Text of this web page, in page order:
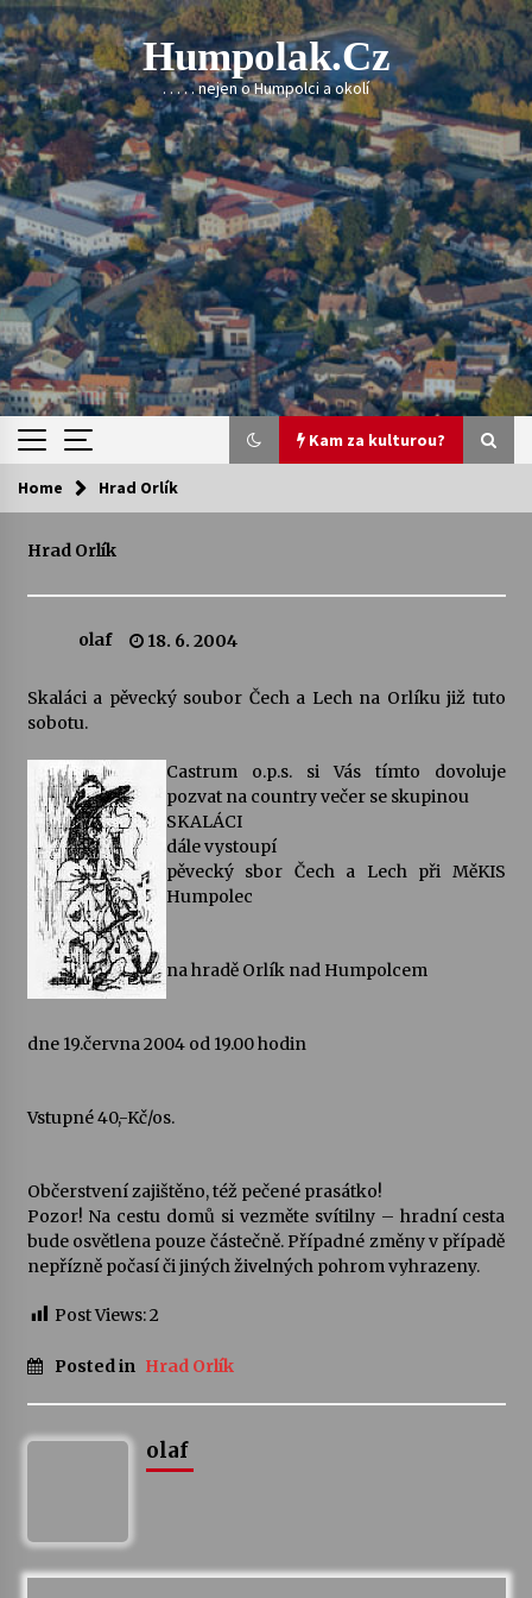
Skip
to
content
Humpolak.cz
. . . . . nejen o Humpolci a okolí
Kam za kulturou?
Kam za kulturou?
Sukuba Ensemble
kapkou
Veselí muzikanti
30. 7. 2026
Pozvánka na integrační festival Quijotova
28. 7. 2026
Votavžatský ploty
Letní koncerty ve Stromovce: Rufus Miller
22. 7. 2026
17. 7. 2026
Ozvěny prázdnin
14. 7. 2026
odkaz Josefa Čapka
Home Hrad Orlík
Hrad Orlík
olaf 18. 6. 2004
Skaláci a pěvecký soubor Čech a Lech na Orlíku již tuto
sobotu.
Castrum o.p.s. si Vás tímto dovoluje
pozvat na country večer se skupinou
SKALÁCI
dále vystoupí
pěvecký sbor Čech a Lech při MěKIS
Humpolec
na hradě Orlík nad Humpolcem
dne 19.června 2004 od 19.00 hodin
Vstupné 40,-Kč/os.
Občerstvení zajištěno, též pečené prasátko!
Pozor! Na cestu domů si vezměte svítilny – hradní cesta
bude osvětlena pouze částečně. Případné změny v případě
nepřízně počasí či jiných živelných pohrom vyhrazeny.
Post Views:2
Posted in Hrad Orlík
olaf